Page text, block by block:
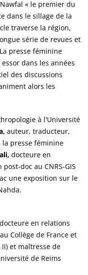
« le premier du
dans le sillage de la
traverse la région,
série de revues et
presse féminine
dans les années
des discussions
alors les
à l'Université
auteur, traducteur,
presse féminine
docteure en
doc au CNRS-GIS
une exposition sur le
docteure en relations
Collège de France et
et maîtresse de
de Reims